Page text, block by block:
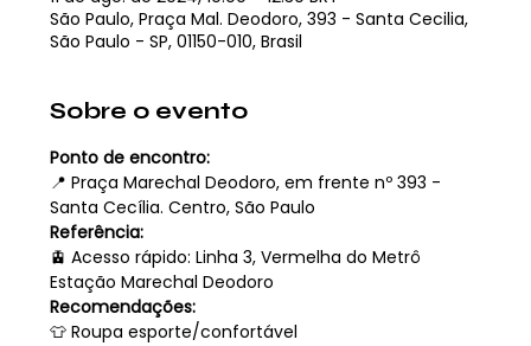
São Paulo, Praça Mal. Deodoro, 393 - Santa Cecilia,
São Paulo - SP, 01150-010, Brasil
Sobre o evento
Ponto de encontro:
📍 Praça Marechal Deodoro, em frente nº 393 -
Santa Cecília. Centro, São Paulo
Referência:
🚊 Acesso rápido: Linha 3, Vermelha do Metrô
Estação Marechal Deodoro
Recomendações:
👕 Roupa esporte/confortável